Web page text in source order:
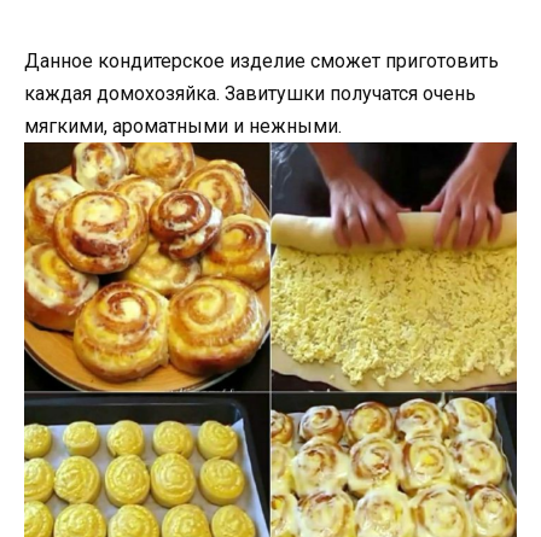
Данное кондитерское изделие сможет приготовить
каждая домохозяйка. Завитушки получатся очень
мягкими, ароматными и нежными.